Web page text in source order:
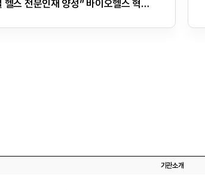
“디지털 헬스 전문인재 양성” 바이오헬스 혁신융합대학, 한국디지털헬스산업협회와 업무협약 체결
기관소개